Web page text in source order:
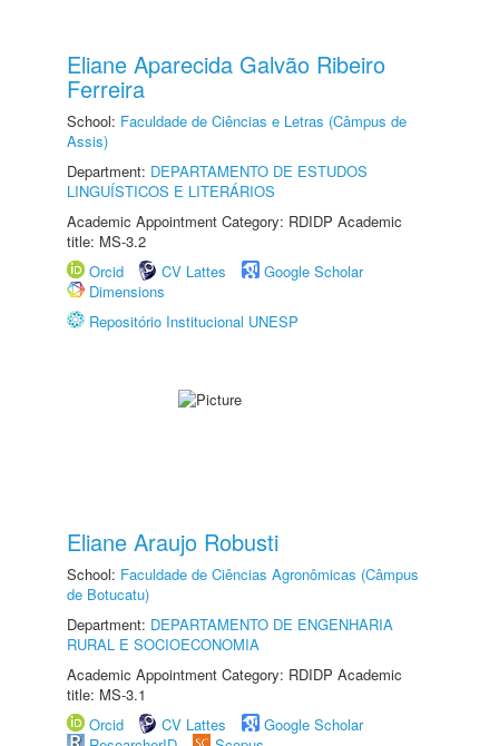
Eliane Aparecida Galvão Ribeiro
Ferreira
School: Faculdade de Ciências e Letras (Câmpus de
Assis)
Department: DEPARTAMENTO DE ESTUDOS
LINGUÍSTICOS E LITERÁRIOS
Academic Appointment Category: RDIDP Academic
title: MS-3.2
Orcid
CV Lattes
Google Scholar
Dimensions
Repositório Institucional UNESP
Eliane Araujo Robusti
School: Faculdade de Ciências Agronômicas (Câmpus
de Botucatu)
Department: DEPARTAMENTO DE ENGENHARIA
RURAL E SOCIOECONOMIA
Academic Appointment Category: RDIDP Academic
title: MS-3.1
Orcid
CV Lattes
Google Scholar